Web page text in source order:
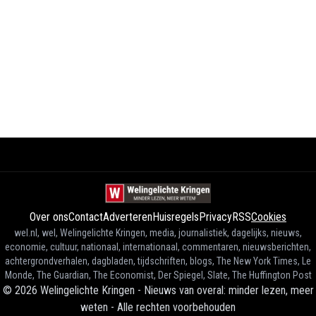
Over onsContactAdverterenHuisregels PrivacyRSSCookies
wel.nl, wel, Welingelichte Kringen, media, journalistiek, dagelijks, nieuws,
economie, cultuur, nationaal, internationaal, commentaren, nieuwsberichten,
achtergrondverhalen, dagbladen, tijdschriften, blogs, The New York Times, Le
Monde, The Guardian, The Economist, Der Spiegel, Slate, The Huffington Post
© 2026 Welingelichte Kringen - Nieuws van overal: minder lezen, meer
weten - Alle rechten voorbehouden